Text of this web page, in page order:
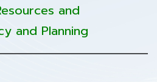
and
and Planning